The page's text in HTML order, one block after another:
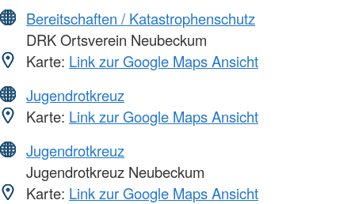
Bereitschaften / Katastrophenschutz
DRK Ortsverein Neubeckum
Karte: Link zur Google Maps Ansicht
Jugendrotkreuz
Karte: Link zur Google Maps Ansicht
Jugendrotkreuz
Jugendrotkreuz Neubeckum
Karte: Link zur Google Maps Ansicht